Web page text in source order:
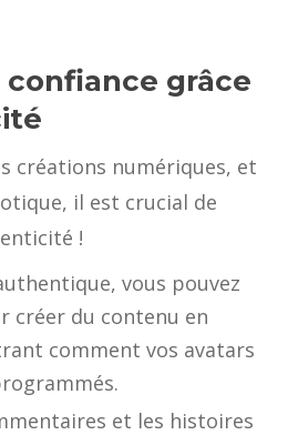
confiance grâce
créations numériques, et
il est crucial de
!
vous pouvez
créer du contenu en
comment vos avatars
et les histoires